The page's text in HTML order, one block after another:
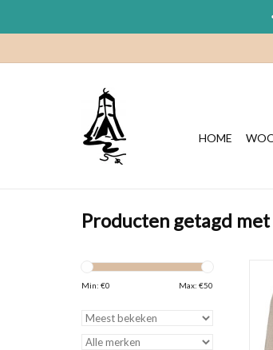
HOME
Producten getagd
Min: €0 Max: €50
•